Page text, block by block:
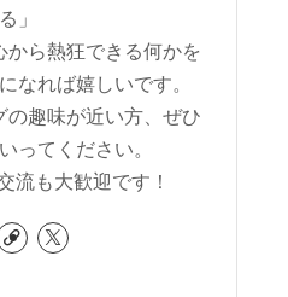
る」
ら熱狂できる何かを
なれば嬉しいです。
の趣味が近い方、ぜひ
ってください。
流も大歓迎です！